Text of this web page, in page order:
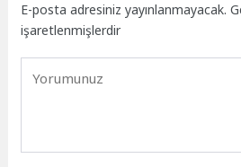
E-posta adresiniz yayınlanmayacak.
işaretlenmişlerdir